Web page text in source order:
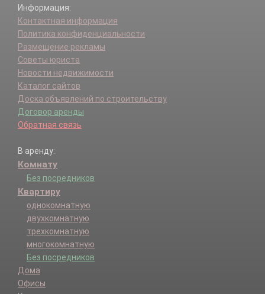
Информация:
Контактная информация
Политика конфиденциальности
Размещение рекламы
Советы юриста
Новости недвижимости
Каталог сайтов
Доска объявлений по строительству
Договор аренды
Обратная связь
В аренду:
Комнату
Без посредников
Квартиру
однокомнатную
двухкомнатную
трехкомнатную
многокомнатную
Без посредников
Дома
Офисы